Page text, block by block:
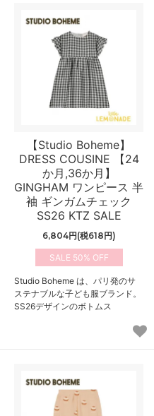
【Studio Boheme】
DRESS COUSINE 【24
か月,36か月】
GINGHAM ワンピース 半
袖 ギンガムチェック
SS26 KTZ SALE
6,804円(税618円)
50%
Studio Boheme は、パリ発のサ
ステナブルな子ども服ブランド。
SS26デザインのボトムス